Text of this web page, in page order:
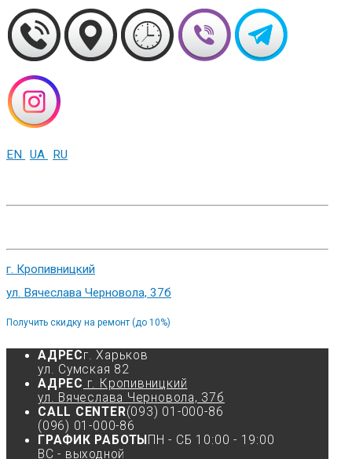
EN UA RU
г. Кропивницкий
ул. Вячеслава Черновола, 37б
Получить скидку на ремонт (до 10%)
АДРЕСг. Харьков
ул. Сумская 82
АДРЕС г. Кропивницкий
ул. Вячеслава Черновола, 37б
CALL CENTER(093) 01-000-86
(096) 01-000-86
ГРАФИК РАБОТЫ ПН - СБ 10:00 - 19:00
ВС - выходной